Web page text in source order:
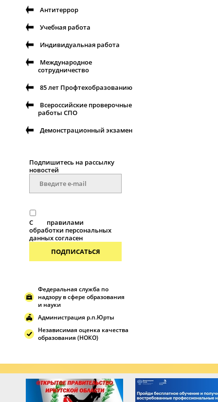
Антитеррор
Учебная работа
Индивидуальная работа
Международное
сотрудничество
85 лет Профтехобразованию
Всероссийские проверочные
работы СПО
Демонстрационный экзамен
Подпишитесь на рассылку
новостей
С
правилами
обработки персональных
данных согласен
ПОДПИСАТЬСЯ
Федеральная служба по
надзору в сфере образования
и науки
Администрация р.п.Юрты
Независимая оценка качества
образования (НОКО)